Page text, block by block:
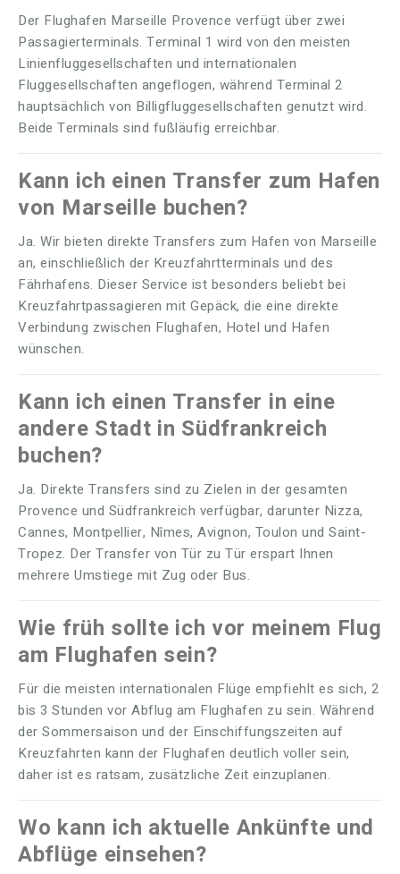
Der Flughafen Marseille Provence verfügt über zwei
Passagierterminals. Terminal 1 wird von den meisten
Linienfluggesellschaften und internationalen
Fluggesellschaften angeflogen, während Terminal 2
hauptsächlich von Billigfluggesellschaften genutzt wird.
Beide Terminals sind fußläufig erreichbar.
Kann ich einen Transfer zum Hafen
von Marseille buchen?
Ja. Wir bieten direkte Transfers zum Hafen von Marseille
an, einschließlich der Kreuzfahrtterminals und des
Fährhafens. Dieser Service ist besonders beliebt bei
Kreuzfahrtpassagieren mit Gepäck, die eine direkte
Verbindung zwischen Flughafen, Hotel und Hafen
wünschen.
Kann ich einen Transfer in eine
andere Stadt in Südfrankreich
buchen?
Ja. Direkte Transfers sind zu Zielen in der gesamten
Provence und Südfrankreich verfügbar, darunter Nizza,
Cannes, Montpellier, Nîmes, Avignon, Toulon und Saint-
Tropez. Der Transfer von Tür zu Tür erspart Ihnen
mehrere Umstiege mit Zug oder Bus.
Wie früh sollte ich vor meinem Flug
am Flughafen sein?
Für die meisten internationalen Flüge empfiehlt es sich, 2
bis 3 Stunden vor Abflug am Flughafen zu sein. Während
der Sommersaison und der Einschiffungszeiten auf
Kreuzfahrten kann der Flughafen deutlich voller sein,
daher ist es ratsam, zusätzliche Zeit einzuplanen.
Wo kann ich aktuelle Ankünfte und
Abflüge einsehen?